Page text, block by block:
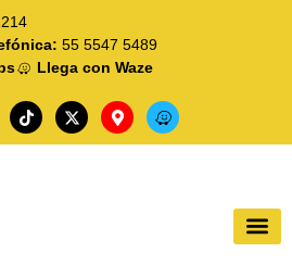
55 5547 5489
Llega con Waze